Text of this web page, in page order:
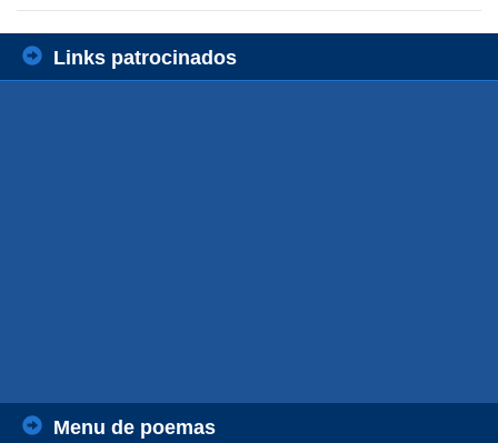
Links patrocinados
Menu de poemas